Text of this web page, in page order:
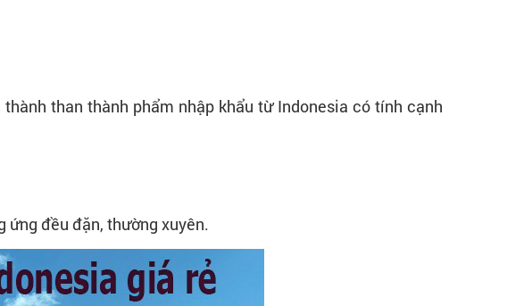
than thành phẩm nhập khẩu từ Indonesia có tính cạnh
ứng đều đặn, thường xuyên.